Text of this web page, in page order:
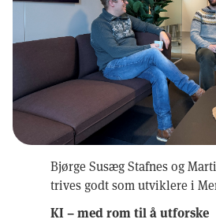
Bjørge Susæg Stafnes og
trives godt som utviklere i
KI – med rom til å utforske